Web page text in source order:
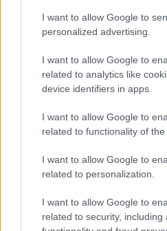
I want to allow Google to
personalized advertising.
I want to allow Google to
related to analytics like
device identifiers in apps.
I want to allow Google to
related to functionality of the
I want to allow Google to
related to personalization.
I want to allow Google to
related to security, including
Az esemény alapját az
gasztronómia ifjú, elismert
a McDonald’s ételeit egy
A gyorsétterem által
magyaros ízvilág ihlette
résztvevők, akiknek a
A
jutalma 1 millió forint
ből,Péter Anna
igazgatójából állt, az
Bus István újságíróvolt. A
voltak. Mindemellett az
számos újságíró(tehát